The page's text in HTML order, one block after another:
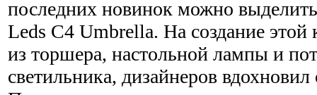
последних новинок можно
Leds С4 Umbrella. На создание этой
из торшера, настольной лампы и
светильника, дизайнеров